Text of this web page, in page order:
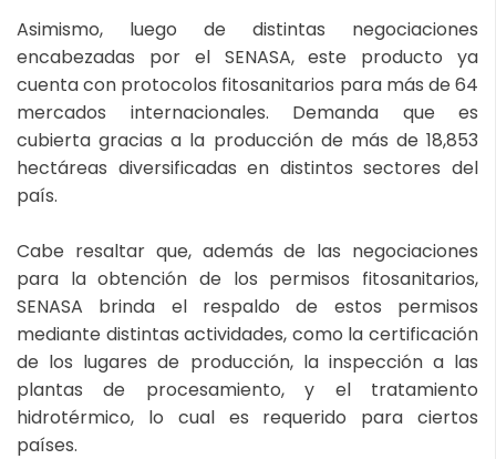
Asimismo, luego de distintas negociaciones
encabezadas por el SENASA, este producto ya
cuenta con protocolos fitosanitarios para más de 64
mercados internacionales. Demanda que es
cubierta gracias a la producción de más de 18,853
hectáreas diversificadas en distintos sectores del
país.
Cabe resaltar que, además de las negociaciones
para la obtención de los permisos fitosanitarios,
SENASA brinda el respaldo de estos permisos
mediante distintas actividades, como la certificación
de los lugares de producción, la inspección a las
plantas de procesamiento, y el tratamiento
hidrotérmico, lo cual es requerido para ciertos
países.